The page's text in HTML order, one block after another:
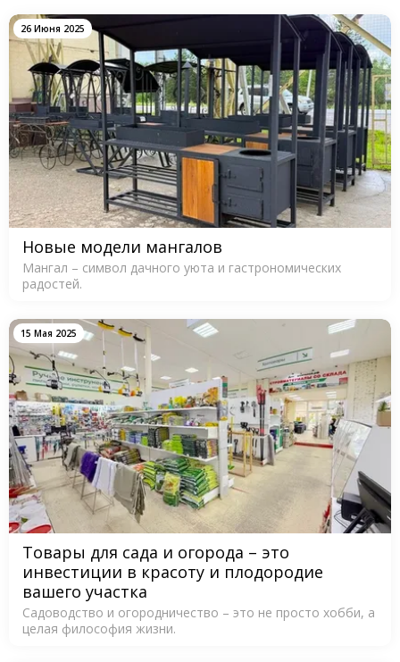
26 Июня 2025
Новые модели мангалов
Мангал – символ дачного уюта и гастрономических
радостей.
15 Мая 2025
Товары для сада и огорода – это
инвестиции в красоту и плодородие
вашего участка
Садоводство и огородничество – это не просто хобби, а
целая философия жизни.